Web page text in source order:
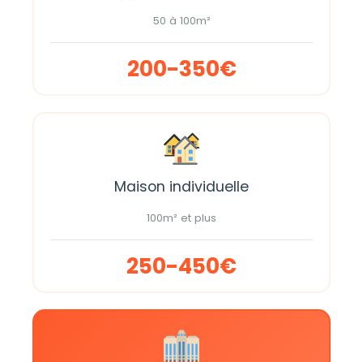
50 à 100m²
200-350€
Maison individuelle
100m² et plus
250-450€